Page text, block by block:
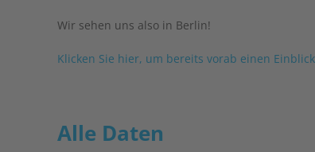
Wir sehen uns also in Berlin!
Klicken Sie hier, um bereits vorab einen
Alle Daten